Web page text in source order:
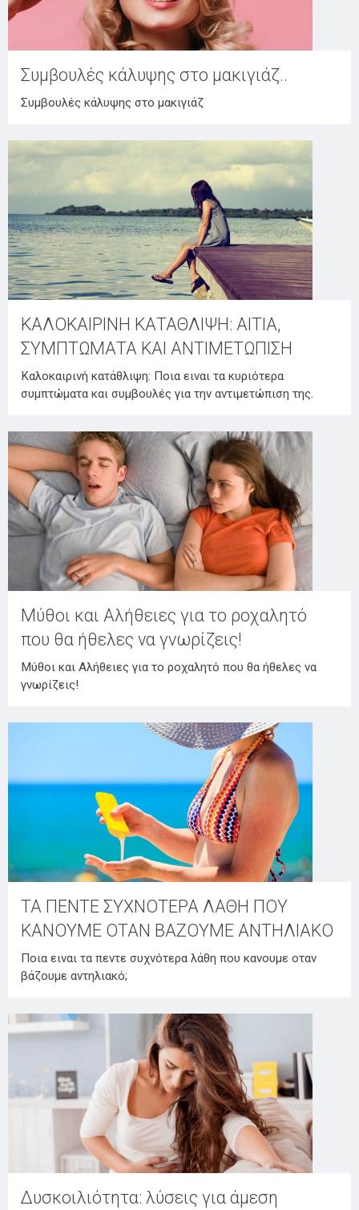
Συμβουλές κάλυψης στο μακιγιάζ..
Συμβουλές κάλυψης στο μακιγιάζ
ΚΑΛΟΚΑΙΡΙΝΗ ΚΑΤΑΘΛΙΨΗ: ΑΙΤΙΑ,
ΣΥΜΠΤΩΜΑΤΑ ΚΑΙ ΑΝΤΙΜΕΤΩΠΙΣΗ
Καλοκαιρινή κατάθλιψη: Ποια ειναι τα κυριότερα
συμπτώματα και συμβουλές για την αντιμετώπιση της.
Μύθοι και Αλήθειες για το ροχαλητό
που θα ήθελες να γνωρίζεις!
Μύθοι και Αλήθειες για το ροχαλητό που θα ήθελες να
γνωρίζεις!
ΤΑ ΠΕΝΤΕ ΣΥΧΝΟΤΕΡΑ ΛΑΘΗ ΠΟΥ
ΚΑΝΟΥΜΕ ΟΤΑΝ ΒΑΖΟΥΜΕ ΑΝΤΗΛΙΑΚΟ
Ποια ειναι τα πεντε συχνότερα λάθη που κανουμε οταν
βάζουμε αντηλιακό;
Δυσκοιλιότητα: λύσεις για άμεση